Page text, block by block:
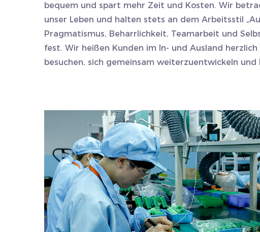
bequem und spart mehr Zeit und Kosten. Wir
unser Leben und halten stets an dem Arbeitsstil
Pragmatismus, Beharrlichkeit, Teamarbeit und
fest. Wir heißen Kunden im In- und Ausland
besuchen, sich gemeinsam weiterzuentwickeln und